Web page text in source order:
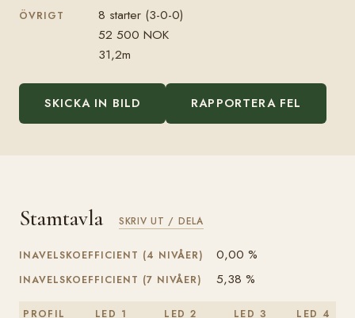
ÖVRIGT
8 starter (3-0-0)
52 500 NOK
31,2m
SKICKA IN BILD RAPPORTERA FEL
Stamtavla SKRIV UT / DELA
INAVELSKOEFFICIENT (4 NIVÅER) 0,00 %
INAVELSKOEFFICIENT (7 NIVÅER) 5,38 %
PROFIL LED 1 LED 2 LED 3 LED 4